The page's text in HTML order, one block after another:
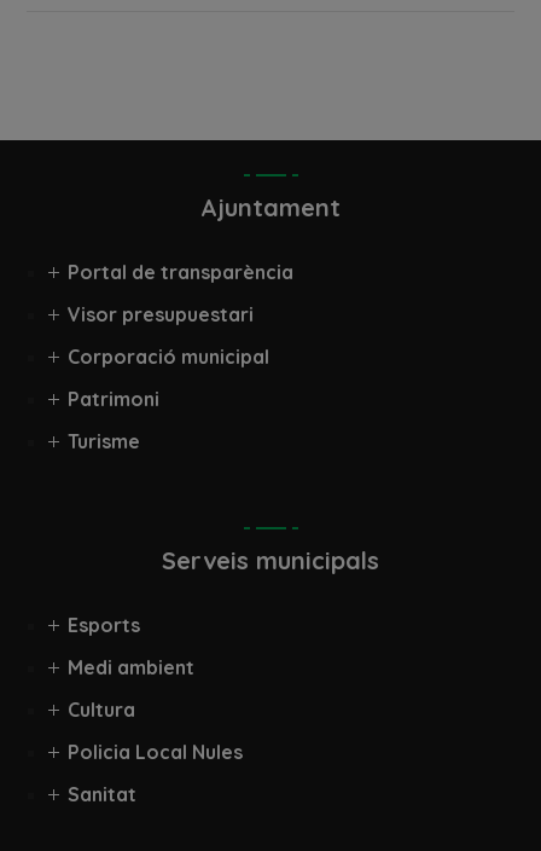
Ajuntament
Portal de transparència
Visor presupuestari
Corporació municipal
Patrimoni
Turisme
Serveis municipals
Esports
Medi ambient
Cultura
Policia Local Nules
Sanitat